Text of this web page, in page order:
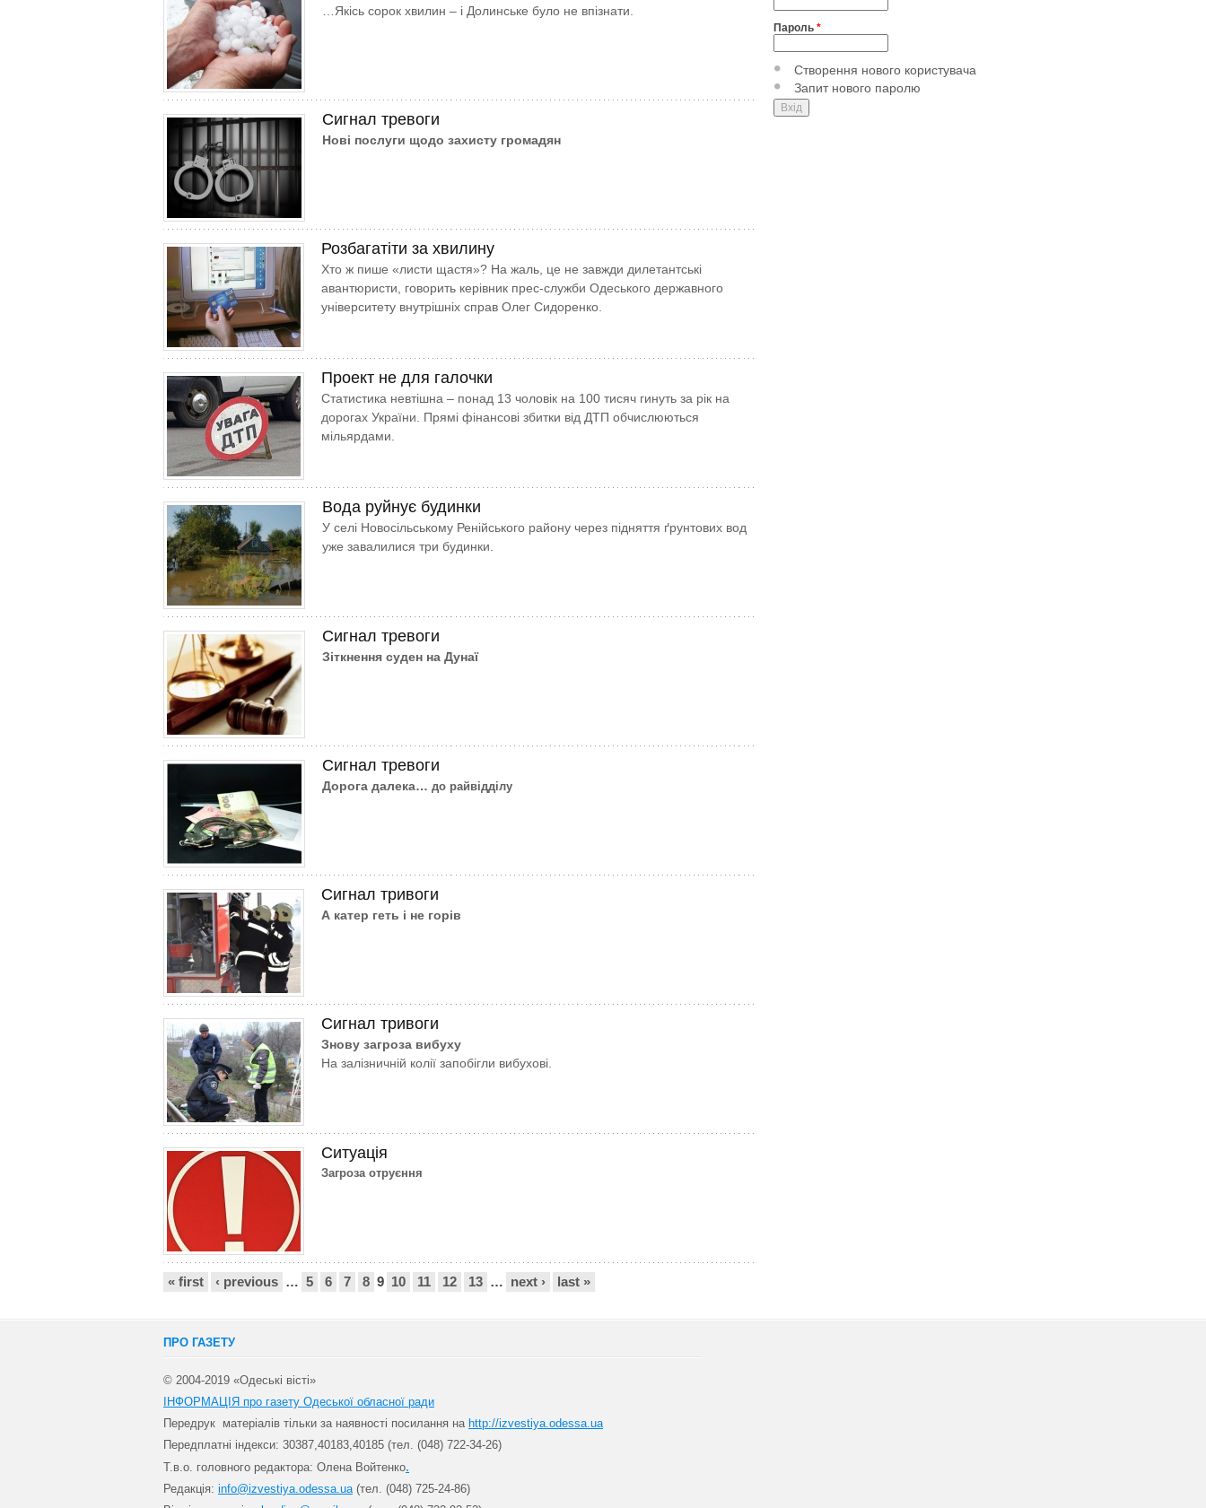
…Якісь сорок хвилин – і Долинське було не впізнати.
Сигнал тревоги
Нові послуги щодо захисту громадян
Розбагатіти за хвилину
Хто ж пише «листи щастя»? На жаль, це не завжди дилетантські
авантюристи, говорить керівник прес-служби Одеського державного
університету внутрішніх справ Олег Сидоренко.
Проект не для галочки
Статистика невтішна – понад 13 чоловік на 100 тисяч гинуть за рік на
дорогах України. Прямі фінансові збитки від ДТП обчислюються
мільярдами.
Вода руйнує будинки
У селі Новосільському Ренійського району через підняття ґрунтових вод
уже завалилися три будинки.
Сигнал тревоги
Зіткнення суден на Дунаї
Сигнал тревоги
Дорога далека… до райвідділу
Сигнал тривоги
А катер геть і не горів
Сигнал тривоги
Знову загроза вибуху
На залізничній колії запобігли вибухові.
Ситуація
Загроза отруєння
Сторінки
« first ‹ previous … 5 6 7 8 9 10 11 12 13 … next › last »
Пароль *
Створення нового користувача
Запит нового паролю
ПРО ГАЗЕТУ
© 2004-2019 «Одеські вісті»
ІНФОРМАЦІЯ про газету Одеської обласної ради
Передрук матеріалів тільки за наявності посилання на http://izvestiya.odessa.ua
Передплатні індекси: 30387,40183,40185 (тел. (048) 722-34-26)
Т.в.о. головного редактора: Олена Войтенко.
Редакція: info@izvestiya.odessa.ua(тел. (048) 725-24-86)